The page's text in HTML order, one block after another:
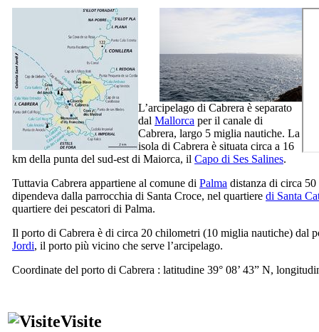
L’arcipelago di Cabrera è separato
dal Mallorca per il canale di
Cabrera, largo 5 miglia nautiche. La
isola di Cabrera è situata circa a 16
km della punta del sud-est di Maiorca, il Capo di Ses Salines.
Tuttavia Cabrera appartiene al comune di Palma distanza di circa
dipendeva dalla parrocchia di Santa Croce, nel quartiere di Santa
quartiere dei pescatori di Palma.
Il porto di Cabrera è di circa 20 chilometri (10 miglia nautiche) dal
Jordi, il porto più vicino che serve l’arcipelago.
Coordinate del porto di Cabrera : latitudine 39° 08’ 43” N,
Visite